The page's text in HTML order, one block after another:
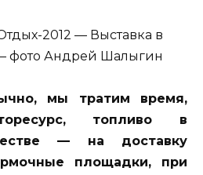
2012 — Выставка в
фото Андрей Шалыгин
мы тратим время,
топливо в
— на доставку
площадки, при